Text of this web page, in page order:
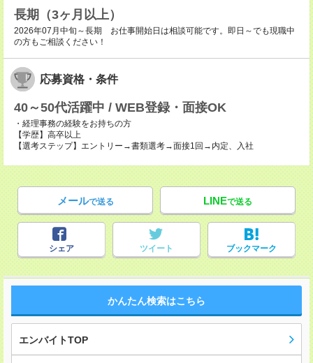
長期（3ヶ月以上）
2026年07月中旬～長期 お仕事開始日は相談可能です。即日～でも現職中
の方もご相談ください！
応募資格・条件
40～50代活躍中 / WEB登録・面接OK
・経理事務の経験をお持ちの方
【学歴】高卒以上
【選考ステップ】エントリー→書類選考→面接1回→内定、入社
メールで送る LINEで送る
シェア ツイート ブックマーク
かんたん検索はこちら
エンバイトTOP